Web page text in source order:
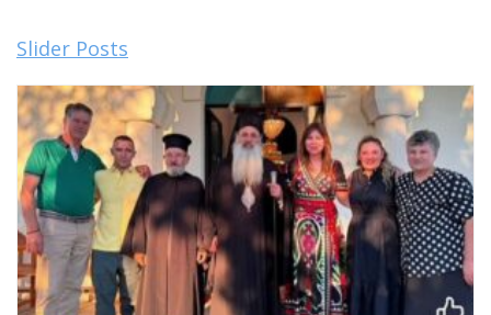
Slider Posts